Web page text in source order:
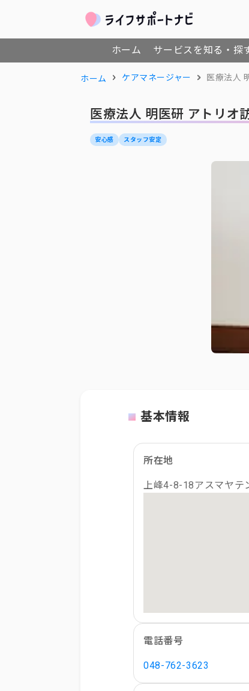
ホーム サービスを知る・探
ホーム ケアマネージャー 医療法人
医療法人 明医研 アトリオ
安心感 スタッフ安定
基本情報
所在地
上峰4-8-18アスマヤテ
電話番号
048-762-3623